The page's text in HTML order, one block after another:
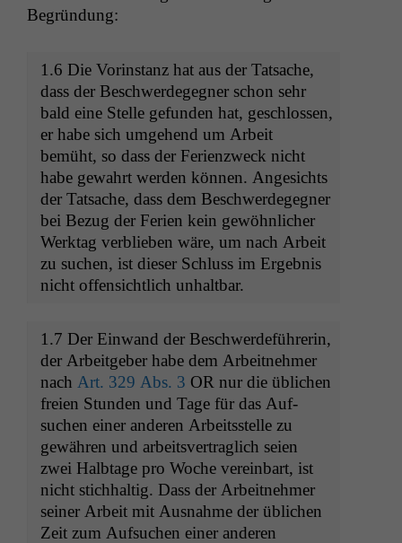
Begründung:
1.6 Die Vorin­stanz hat aus der Tat­sache,
dass der Beschw­erdegeg­n­er schon sehr
bald eine Stelle gefun­den hat, geschlossen,
er habe sich umge­hend um Arbeit
bemüht, so dass der Ferien­zweck nicht
habe gewahrt wer­den kön­nen. Angesichts
der Tat­sache, dass dem Beschw­erdegeg­n­er
bei Bezug der Ferien kein gewöhn­lich­er
Werk­tag verblieben wäre, um nach Arbeit
zu suchen, ist dieser Schluss im Ergeb­nis
nicht offen­sichtlich unhaltbar.
1.7 Der Ein­wand der Beschw­erde­führerin,
der Arbeit­ge­ber habe dem Arbeit­nehmer
nach Art. 329 Abs. 3 OR nur die üblichen
freien Stun­den und Tage für das Auf­
suchen ein­er anderen Arbeitsstelle zu
gewähren und arbeitsver­traglich seien
zwei Halb­tage pro Woche vere­in­bart, ist
nicht stich­haltig. Dass der Arbeit­nehmer
sein­er Arbeit mit Aus­nahme der üblichen
Zeit zum Auf­suchen ein­er anderen